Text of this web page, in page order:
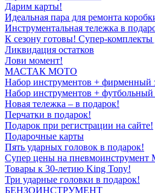
Дарим карты!
Идеальная пара для ремонта
Инструментальная тележка в
К сезону готовы! Супер-
Ликвидация остатков
Лови момент!
МАСТАК МОТО
Набор инструментов + фирменный
Набор инструментов +
Новая тележка – в подарок!
Перчатки в подарок!
Подарок при регистрации на сайте!
Подарочные карты
Пять ударных головок в подарок!
Супер цены на
Товары к 30-летию King Tony!
Три ударные головки в подарок!
БЕНЗОИНСТРУМЕНТ